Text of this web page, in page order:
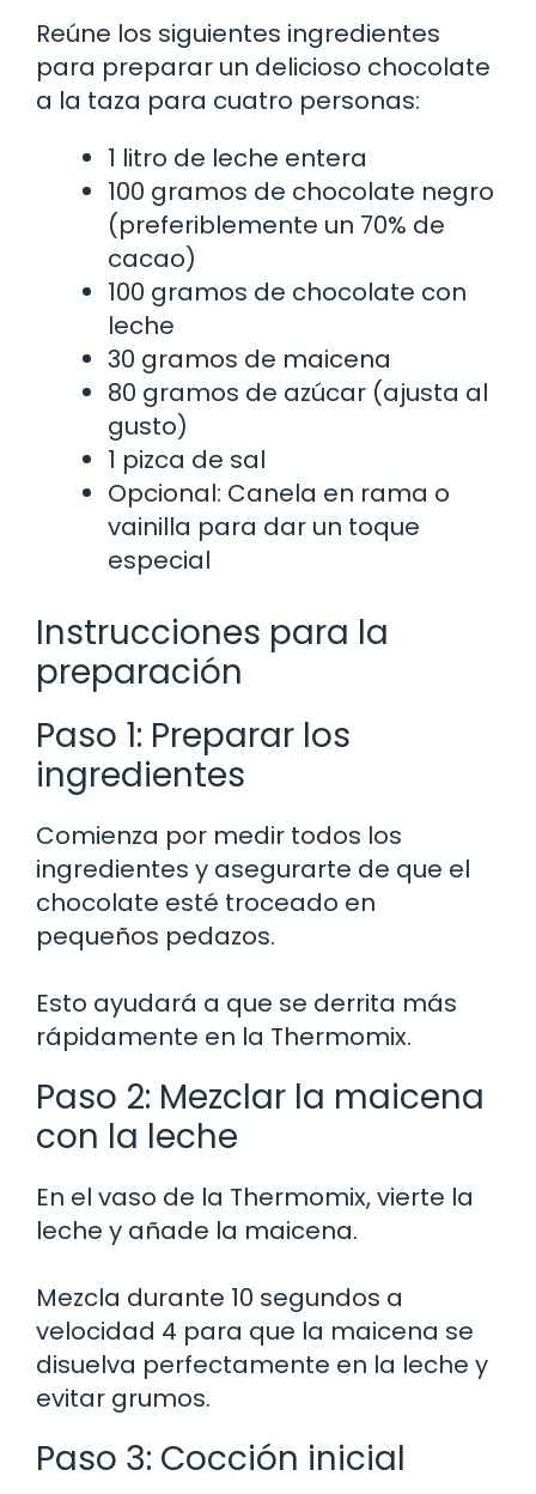
Reúne los siguientes ingredientes
para preparar un delicioso chocolate
a la taza para cuatro personas:
1 litro de leche entera
100 gramos de chocolate negro
(preferiblemente un 70% de
cacao)
100 gramos de chocolate con
leche
30 gramos de maicena
80 gramos de azúcar (ajusta al
gusto)
1 pizca de sal
Opcional: Canela en rama o
vainilla para dar un toque
especial
Instrucciones para la
preparación
Paso 1: Preparar los
ingredientes
Comienza por medir todos los
ingredientes y asegurarte de que el
chocolate esté troceado en
pequeños pedazos.
Esto ayudará a que se derrita más
rápidamente en la Thermomix.
Paso 2: Mezclar la maicena
con la leche
En el vaso de la Thermomix, vierte la
leche y añade la maicena.
Mezcla durante 10 segundos a
velocidad 4 para que la maicena se
disuelva perfectamente en la leche y
evitar grumos.
Paso 3: Cocción inicial